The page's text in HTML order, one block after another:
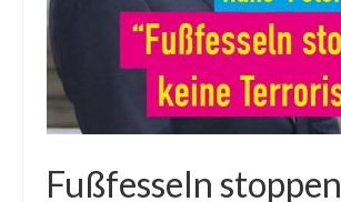
Fußfesseln stoppen